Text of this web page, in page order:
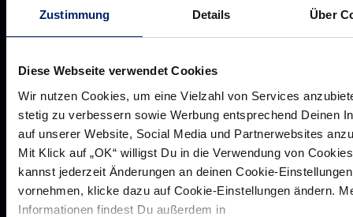
Zustimmung Details Über
Diese Webseite verwendet Cookies
Wir nutzen Cookies, um eine Vielzahl von Services
stetig zu verbessern sowie Werbung entsprechend Deinen
auf unserer Website, Social Media und Partnerwebsites
Mit Klick auf „OK“ willigst Du in die Verwendung von
kannst jederzeit Änderungen an deinen Cookie-Einstellungen
vornehmen, klicke dazu auf Cookie-Einstellungen ändern.
Informationen findest Du außerdem in
Werte der Löwen
Historie
Jobs
Aufsichtsrat
Löwenherz